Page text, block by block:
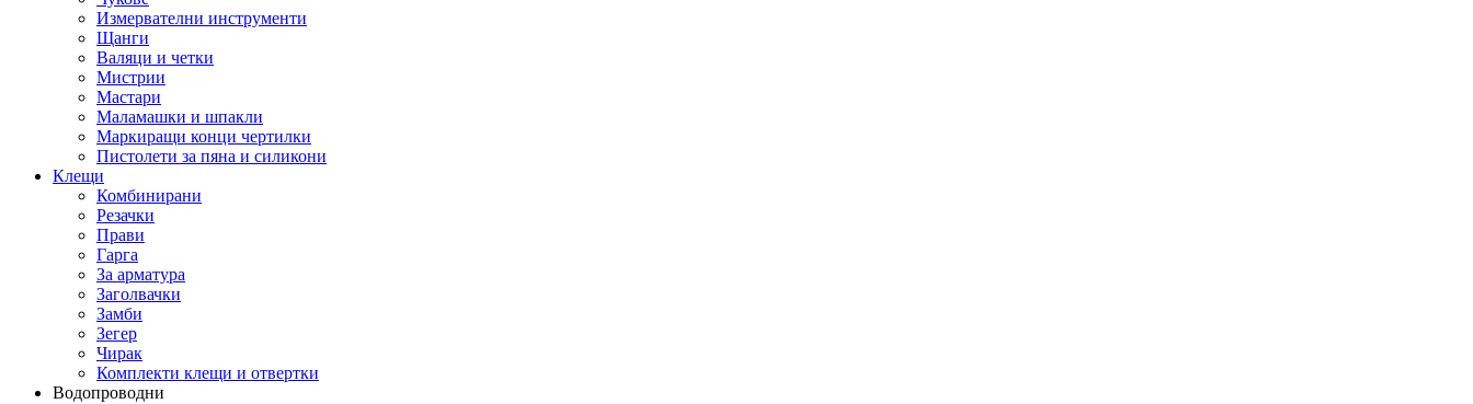
Измервателни инструменти
Щанги
Валяци и четки
Мистрии
Мастари
Маламашки и шпакли
Маркиращи конци чертилки
Пистолети за пяна и силикони
Клещи
Комбинирани
Резачки
Прави
Гарга
За арматура
Заголвачки
Замби
Зегер
Чирак
Комплекти клещи и отвертки
Водопроводни